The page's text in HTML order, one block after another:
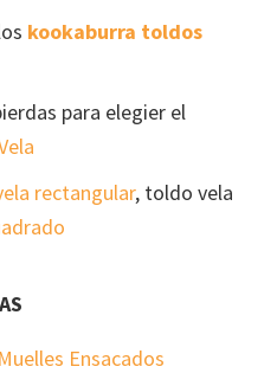
kookaburra toldos
para elegier el
rectangular, toldo vela
Ensacados